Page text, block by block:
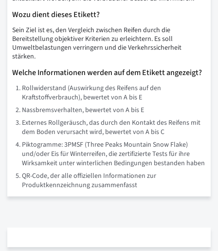
Wozu dient dieses Etikett?
Sein Ziel ist es, den Vergleich zwischen Reifen durch die
Bereitstellung objektiver Kriterien zu erleichtern. Es soll
Umweltbelastungen verringern und die Verkehrssicherheit
stärken.
Welche Informationen werden auf dem Etikett angezeigt?
Rollwiderstand (Auswirkung des Reifens auf den
Kraftstoffverbrauch), bewertet von A bis E
Nassbremsverhalten, bewertet von A bis E
Externes Rollgeräusch, das durch den Kontakt des Reifens mit
dem Boden verursacht wird, bewertet von A bis C
Piktogramme: 3PMSF (Three Peaks Mountain Snow Flake)
und/oder Eis für Winterreifen, die zertifizierte Tests für ihre
Wirksamkeit unter winterlichen Bedingungen bestanden haben
QR-Code, der alle offiziellen Informationen zur
Produktkennzeichnung zusammenfasst